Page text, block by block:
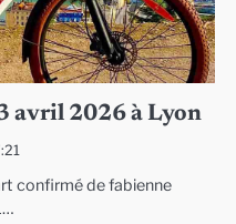
avril 2026 à Lyon
confirmé de fabienne